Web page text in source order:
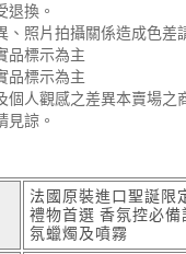
退換。
、照片拍攝關係造成色差
品標示為主
品標示為主
個人觀感之差異本賣場之
見諒。
法國原裝進口聖誕限
禮物首選 香氛控必
氛蠟燭及噴霧